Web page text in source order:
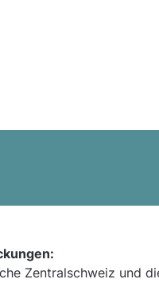
Zentralschweiz und